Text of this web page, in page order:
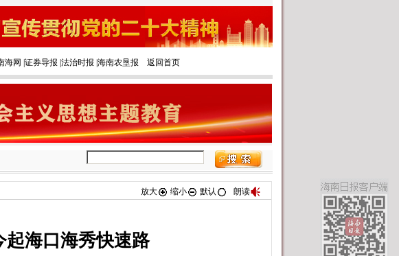
海网 证券导报 法治时报 海南农垦报 返回首页
放大 缩小 默认 朗读
起海口海秀快速路